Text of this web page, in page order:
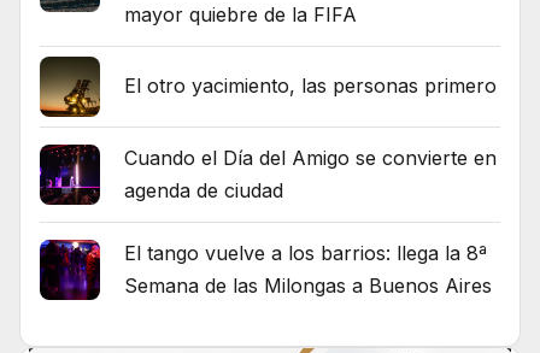
mayor quiebre de la FIFA
El otro yacimiento, las personas primero
Cuando el Día del Amigo se convierte en
agenda de ciudad
El tango vuelve a los barrios: llega la 8ª
Semana de las Milongas a Buenos Aires